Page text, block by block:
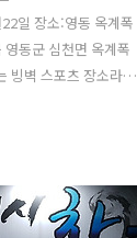
이어는 길이 980m의
로프를 타고 무동력
려가는 단양만의 이색
일 장소:영동 옥계폭
동군 심천면 옥계폭
빙벽 스포츠 장소라고
러져 일대 장관을 이
연선생을 비롯한 수
옥계폭포의 아름다움